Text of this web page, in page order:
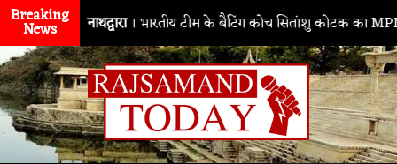
Breaking
Newsनाथद्वारा। भारतीय टीम के बैटिंग कोच सितांशु कोटक का MPMSC